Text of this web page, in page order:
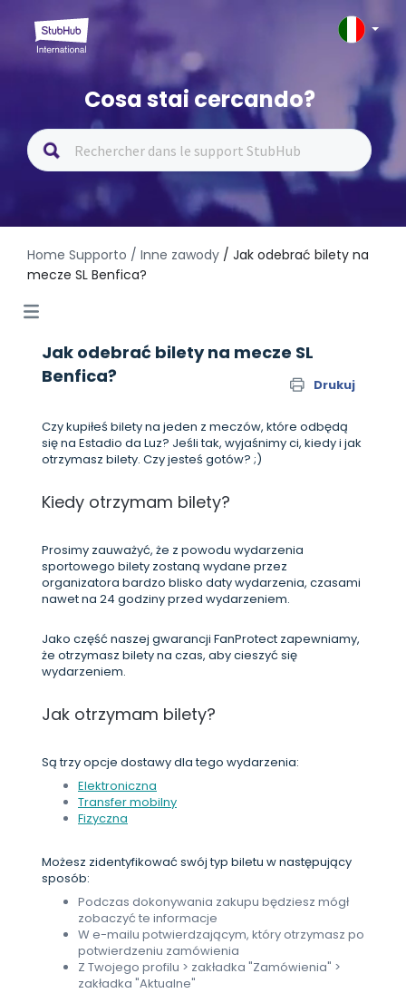
Cosa stai cercando?
Home Supporto / Inne zawody / Jak odebrać bilety na
mecze SL Benfica?
Jak odebrać bilety na mecze SL
Benfica?
Drukuj
Czy kupiłeś bilety na jeden z meczów, które odbędą
się na Estadio da Luz? Jeśli tak, wyjaśnimy ci, kiedy i jak
otrzymasz bilety. Czy jesteś gotów? ;)
Kiedy otrzymam bilety?
Prosimy zauważyć, że z powodu wydarzenia
sportowego bilety zostaną wydane przez
organizatora bardzo blisko daty wydarzenia, czasami
nawet na 24 godziny przed wydarzeniem.
Jako część naszej gwarancji FanProtect zapewniamy,
że otrzymasz bilety na czas, aby cieszyć się
wydarzeniem.
Jak otrzymam bilety?
Są trzy opcje dostawy dla tego wydarzenia:
Elektroniczna
Transfer mobilny
Fizyczna
Możesz zidentyfikować swój typ biletu w następujący
sposób:
Podczas dokonywania zakupu będziesz mógł
zobaczyć te informacje
W e-mailu potwierdzającym, który otrzymasz po
potwierdzeniu zamówienia
Z Twojego profilu > zakładka "Zamówienia" >
zakładka "Aktualne"